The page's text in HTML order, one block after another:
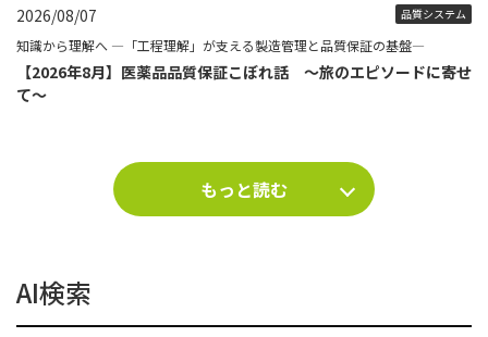
2026/08/07 品質システム
知識から理解へ ―「工程理解」が支える製造管理と品質保証の基盤―
【2026年8月】医薬品品質保証こぼれ話 ～旅のエピソードに寄せ
て～
もっと読む
AI検索